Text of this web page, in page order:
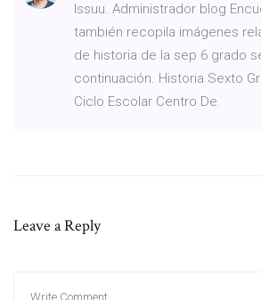
Issuu. Administrador blog
también recopila imágenes
de historia de la sep 6 grado
continuación. Historia Sexto
Ciclo Escolar Centro De.
Leave a Reply